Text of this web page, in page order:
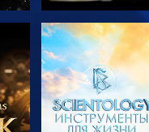
СМОТРЕТЬ